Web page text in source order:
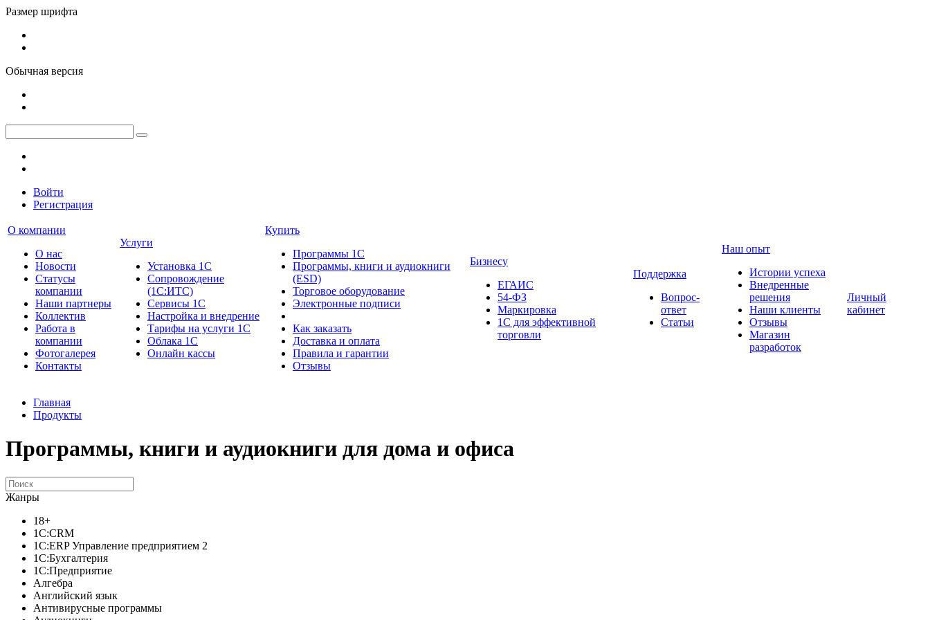
Размер шрифта
Обычная версия
Войти
Регистрация
О компании
О нас
Новости
Cтатусы
компании
Наши партнеры
Коллектив
Работа в
компании
Фотогалерея
Контакты
Услуги
Установка 1С
Сопровождение
(1С:ИТС)
Сервисы 1С
Настройка и внедрение
Тарифы на услуги 1С
Облака 1С
Онлайн кассы
Купить
Программы 1С
Программы, книги и аудиокниги
(ESD)
Торговое оборудование
Электронные подписи
Как заказать
Доставка и оплата
Правила и гарантии
Отзывы
Бизнесу
ЕГАИС
54-ФЗ
Маркировка
1С для эффективной
торговли
Поддержка
Вопрос-
ответ
Статьи
Наш опыт
Истории успеха
Внедренные
решения
Наши клиенты
Отзывы
Магазин
разработок
Личный
кабинет
Главная
Продукты
Программы, книги и аудиокниги для дома и офиса
Жанры
18+
1C:CRM
1С:ERP Управление предприятием 2
1С:Бухгалтерия
1С:Предприятие
Алгебра
Английский язык
Антивирусные программы